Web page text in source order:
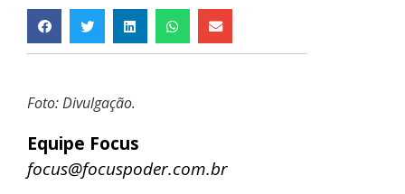
Foto: Divulgação.
Equipe Focus
focus@focuspoder.com.br